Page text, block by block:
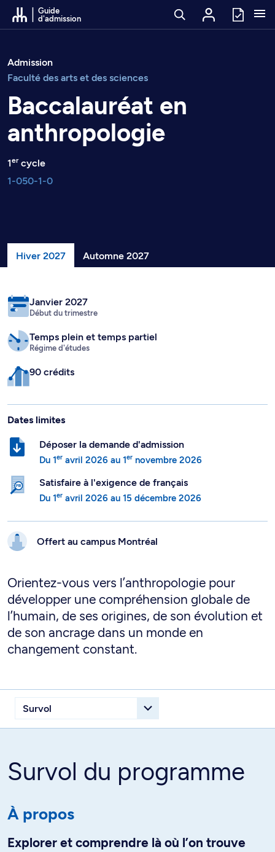
Passer au contenu
Guide
d'admission
Admission
Faculté des arts et des sciences
Baccalauréat en
anthropologie
1ercycle
1-050-1-0
Hiver 2027 Automne 2027
Janvier 2027
Début du trimestre
Temps plein et temps partiel
Régime d'études
90 crédits
Dates limites
Déposer la demande d'admission
Du 1er avril 2026 au 1er novembre 2026
Satisfaire à l'exigence de français
Du 1er avril 2026 au 15 décembre 2026
Offert au campus Montréal
Orientez-vous vers l’anthropologie pour
développer une compréhension globale de
l’humain, de ses origines, de son évolution et
de son ancrage dans un monde en
changement constant.
Survol du programme
À propos
Explorer et comprendre là où l’on trouve